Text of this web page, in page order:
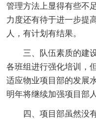
管理方法上显得有些不
力度还有待于进一步提
人，有计划有结果。
三、队伍素质的建
各班组进行强化培训，
适应物业项目部的发展
明年将继续加强项目部
四、项目部虽然没